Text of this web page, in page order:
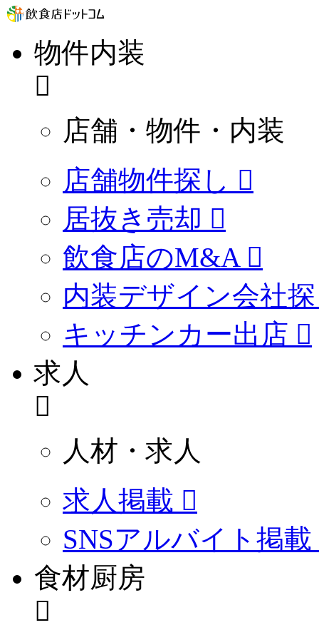
物件内装
店舗・物件・内装
店舗物件探し
居抜き売却
飲食店のM&A
内装デザイン会社
キッチンカー出店
求人
人材・求人
求人掲載
SNSアルバイト掲載
食材厨房